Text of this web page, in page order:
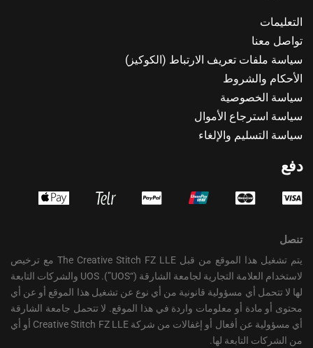
التعليمات
تواصل معنا
سياسة ملفات تعريف الارتباط (الكوكيز)
الأحكام والشروط
سياسة الخصوصية
سياسة استرجاع الأموال
سياسة التسليم والإلغاء
دفع
تنصل
يتم تشغيل هذا الموقع من قبل The Creative Stitch FZ LLE مع ترخيص
لاستخدام العلامة التجارية لجامعة الشارقة (“UOS”). UOS والشركات التابعة
لها لا تتحمل أي مسؤولية قانونية من أي نوع عن تشغيل هذا الموقع أو عن أي
محتوى أو مادة أو معلومات واردة في هذا الموقع. لا تتحمل جامعة الشارقة
أي مسؤولية عن أفعال أو إغفالات من شركة Creative Stitch FZ LLE أو أي
من الشركات التابعة لها.